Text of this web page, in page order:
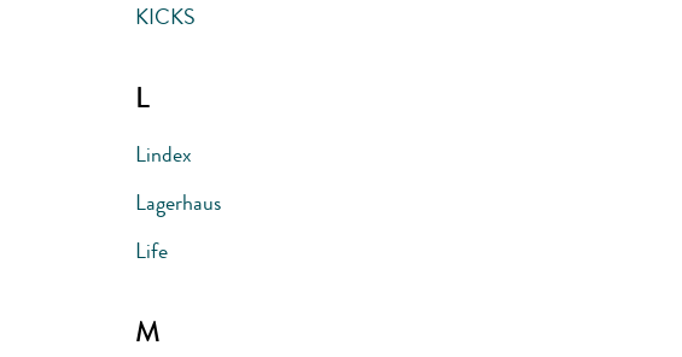
KICKS
L
Lindex
Lagerhaus
Life
M